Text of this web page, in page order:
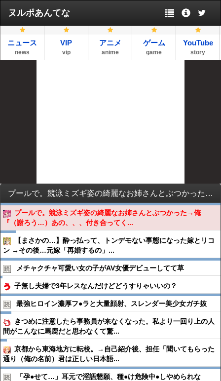
ヌルポあんてな
ニュース
news
VIP
vip
アニメ
anime
ゲーム
game
YouTube
story
プールで。競泳ミズギ姿の綺麗なお姉さんとぶつかった→俺『（謝ろう…）あの、、、付き合ってください』お姉さん「」俺『！？』→結果・・・・・
プールで。競泳ミズギ姿の綺麗なお姉さんとぶつかった→俺
『（謝ろう…）あの、、、付き合ってく...
【まさかの…】酔っ払って、トンデモない事態になった嫁とリコ
ン →その後…元嫁「再婚するの」...
メチャクチャ可愛い女の子がAV女優デビューしてて草
子無し夫婦で3年レスなんだけどどうすりゃいいの？
最強ヒロイン濃厚フ●︎ラと大量顔射、スレンダー美少女ガチ抜
きつめに注意したら事務員が来なくなった。私より一回り上の人
間がこんなに馬鹿だと思わなくて驚...
京都から東海地方に転校。→自己紹介後、担任「聞いてもらった
通り（俺の名前）君は正しい日本語...
「孕●︎せて…」耳元で淫語懇願、種●︎け危険中●︎しやめられな